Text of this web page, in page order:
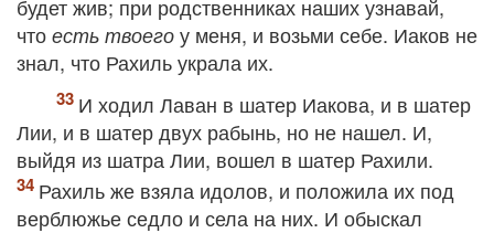
будет жив; при родственниках наших узнавай,
что есть твоего у меня, и возьми себе. Иаков не
знал, что Рахиль украла их.
И ходил Лаван в шатер Иакова, и в шатер
Лии, и в шатер двух рабынь, но не нашел. И,
выйдя из шатра Лии, вошел в шатер Рахили.
Рахиль же взяла идолов, и положила их под
верблюжье седло и села на них. И обыскал